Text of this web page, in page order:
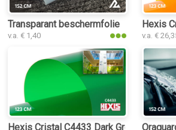
Transparant beschermfolie
v.a. € 1,40
Hexis
v.a. €
Hexis Cristal C4433 Dark Green folie